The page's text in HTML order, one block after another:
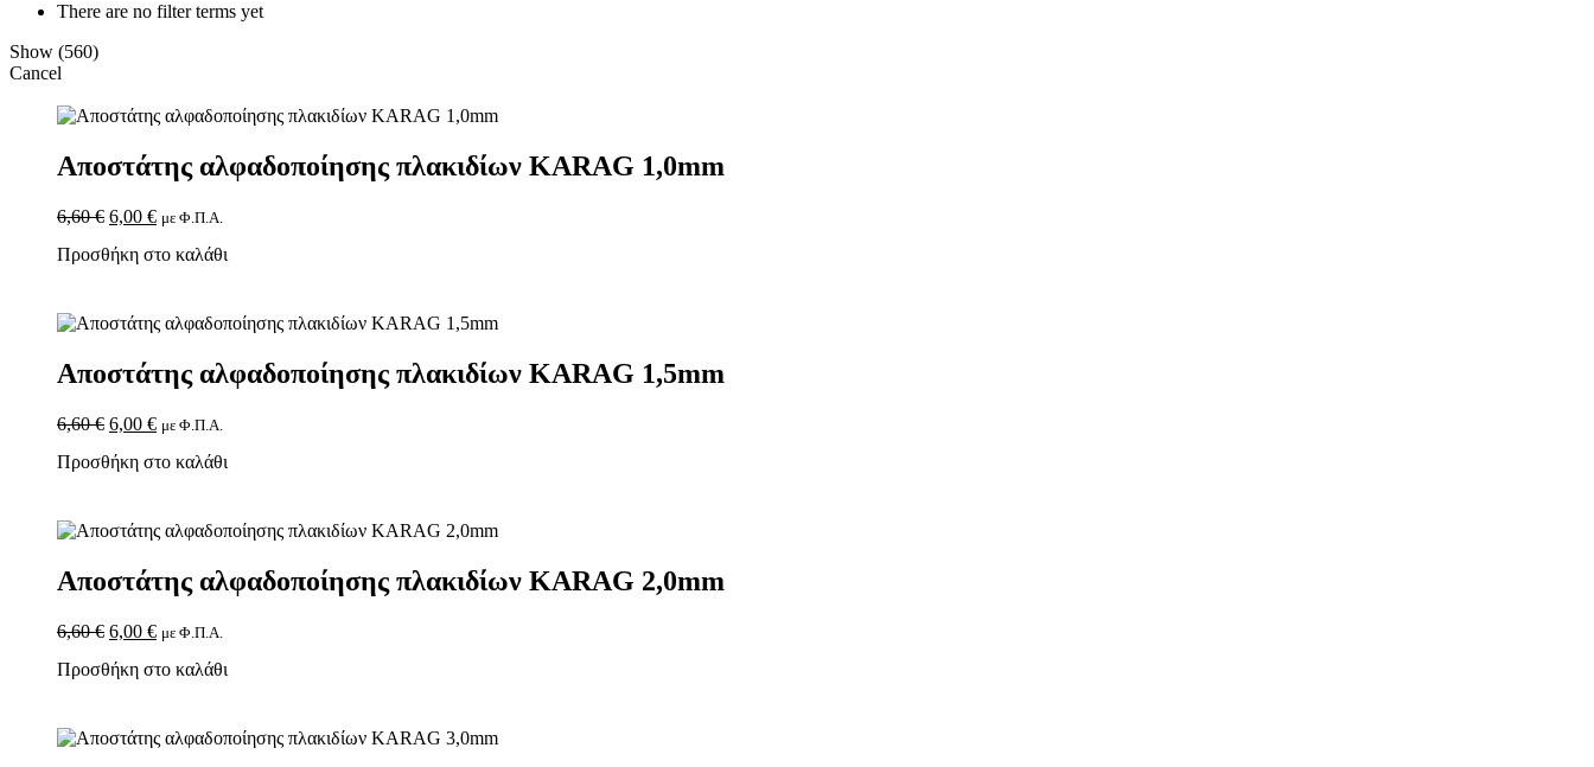
There are no filter terms yet
Show (560)
Cancel
Αποστάτης αλφαδοποίησης πλακιδίων KARAG 1,0mm
6,60€ 6,00 € με Φ.Π.Α.
Προσθήκη στο καλάθι
Αποστάτης αλφαδοποίησης πλακιδίων KARAG 1,5mm
6,60€ 6,00 € με Φ.Π.Α.
Προσθήκη στο καλάθι
Αποστάτης αλφαδοποίησης πλακιδίων KARAG 2,0mm
6,60€ 6,00 € με Φ.Π.Α.
Προσθήκη στο καλάθι